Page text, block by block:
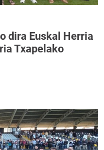
dira Euskal Herria
Txapelako